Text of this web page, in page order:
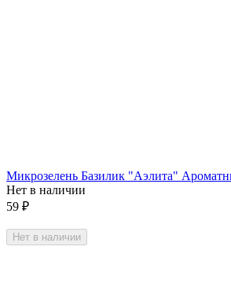
Микрозелень Базилик "Аэлита"
Нет в наличии
59 ₽
Нет в наличии